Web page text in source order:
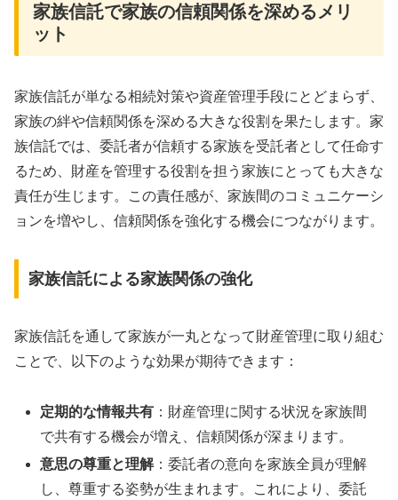
家族信託で家族の信頼関係を深めるメリ
ット
家族信託が単なる相続対策や資産管理手段にとどまらず、
家族の絆や信頼関係を深める大きな役割を果たします。家
族信託では、委託者が信頼する家族を受託者として任命す
るため、財産を管理する役割を担う家族にとっても大きな
責任が生じます。この責任感が、家族間のコミュニケーシ
ョンを増やし、信頼関係を強化する機会につながります。
家族信託による家族関係の強化
家族信託を通して家族が一丸となって財産管理に取り組む
ことで、以下のような効果が期待できます：
定期的な情報共有 ：財産管理に関する状況を家族間
で共有する機会が増え、信頼関係が深まります。
意思の尊重と理解：委託者の意向を家族全員が理解
し、尊重する姿勢が生まれます。これにより、委託